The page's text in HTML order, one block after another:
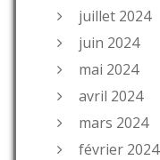
juillet 2024
juin 2024
mai 2024
avril 2024
mars 2024
février 2024